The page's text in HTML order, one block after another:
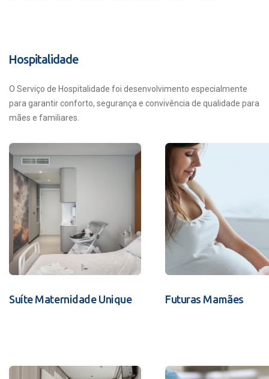
Hospitalidade
O Serviço de Hospitalidade foi desenvolvimento especialmente
para garantir conforto, segurança e convivência de qualidade para
mães e familiares.
Suíte Maternidade Unique Futuras Mamães